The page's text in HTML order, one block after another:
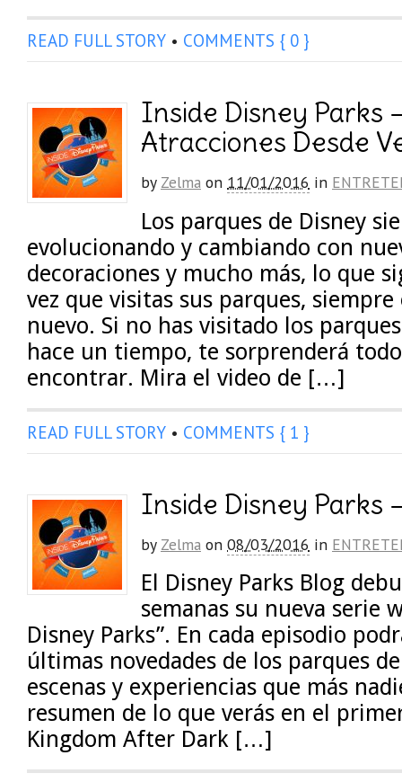
READ FULL STORY • COMMENTS { 0 }
Inside Disney Parks
Atracciones Desde
by Zelma on 11/01/2016 in
Los parques de Disney
evolucionando y cambiando con
decoraciones y mucho más, lo que
vez que visitas sus parques,
nuevo. Si no has visitado los
hace un tiempo, te sorprenderá
encontrar. Mira el video de […]
READ FULL STORY • COMMENTS { 1 }
Inside Disney Parks
by Zelma on 08/03/2016 in
El Disney Parks Blog
semanas su nueva serie
Disney Parks”. En cada episodio
últimas novedades de los parques
escenas y experiencias que más
resumen de lo que verás en el
Kingdom After Dark […]